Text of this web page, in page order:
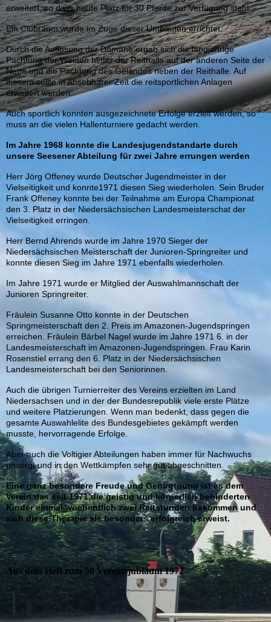
erweitert, so dass heute Platz für 30 Pferde zur Verfügung steht.
Ein Clubraum wurde im Zuge dieser Umbauten errichtet.
Durch die Auflösung der Dömäne ergab sich die langjährige
Pachtung der Weiden hinter der Reithalle auf der anderen Seite der
Nette und die Pachtung des Geländes neben der Reithalle. Auf
diesem sollte in Absehbarer Zeit die reitsportlichen Anlagen
erweitert werden.
Auch sportlich konnten ausgezeichnete Erfolge erzielt werden, so
muss an die vielen Hallenturniere gedacht werden.
Im Jahre 1968 konnte die Landesjugendstandarte durch
unsere Seesener Abteilung für zwei Jahre errungen werden
Herr Jörg Offeney wurde Deutscher Jugendmeister in der
Vielseitigkeit und konnte1971 diesen Sieg wiederholen. Sein Bruder
Frank Offeney konnte bei der Teilnahme am Europa Championat
den 3. Platz in der Niedersächsischen Landesmeisterschat der
Vielseitigkeit erringen.
Herr Bernd Ahrends wurde im Jahre 1970 Sieger der
Niedersächsischen Meisterschaft der Junioren-Springreiter und
konnte diesen Sieg im Jahre 1971 ebenfalls wiederholen.
Im Jahre 1971 wurde er Mitglied der Auswahlmannschaft der
Junioren Springreiter.
Fräulein Susanne Otto konnte in der Deutschen
Springmeisterschaft den 2. Preis im Amazonen-Jugendspringen
erreichen. Fräulein Bärbel Nagel wurde im Jahre 1971 6. in der
Landesmeisterschaft im Amazonen-Jugendspringen. Frau Karin
Rosenstiel errang den 6. Platz in der Niedersächsischen
Landesmeisterschaft bei den Seniorinnen.
Auch die übrigen Turnierreiter des Vereins erzielten im Land
Niedersachsen und in der der Bundesrepublik viele erste Plätze
und weitere Platzierungen. Wenn man bedenkt, dass gegen die
gesamte Auswahlelite des Bundesgebietes gekämpft werden
musste, hervorragende Erfolge.
Aber auch die Voltigier Abteilungen haben immer für Nachwuchs
gesorgt und in den Wettkämpfen sehr gut abgeschnitten.
Eine ganz besondere Freude und Genugtuung ist es dem
Verein das seit 1971 die geistig und körperlich behinderten
Kinder einmal wöchentlich zwei Reitstunden bekommen und
sich diese Therapie als besonders erfolgreich erweist.
Aus dem Heft zum 50 Vereinsjubläum 1972